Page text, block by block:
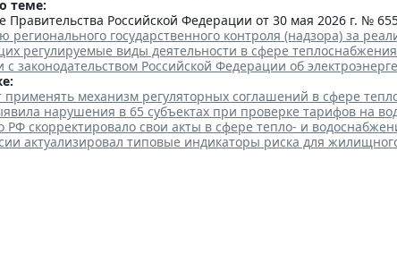
теме:
Правительства Российской Федерации от 30 мая 2026 г. №
регионального государственного контроля (надзора) за
регулируемые виды деятельности в сфере
с законодательством Российской Федерации об
применять механизм регуляторных соглашений в сфере
нарушения в 65 субъектах при проверке тарифов на
РФ скорректировало свои акты в сфере тепло- и
актуализировал типовые индикаторы риска для